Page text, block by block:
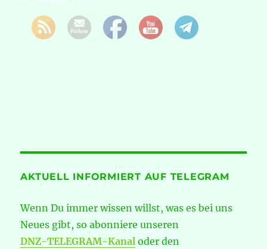
AKTUELL INFORMIERT AUF TELEGRAM
Wenn Du immer wissen willst, was es bei uns
Neues gibt, so abonniere unseren
DNZ-TELEGRAM-Kanal oder den